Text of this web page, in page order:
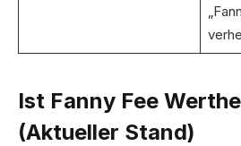
Ist Fanny Fee
(Aktueller Stand)